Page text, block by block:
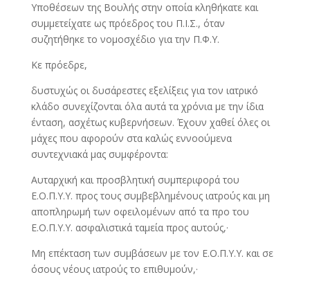
Υποθέσεων της Βουλής στην οποία κληθήκατε και
συμμετείχατε ως πρόεδρος του Π.Ι.Σ., όταν
συζητήθηκε το νομοσχέδιο για την Π.Φ.Υ.
Κε πρόεδρε,
δυστυχώς οι δυσάρεστες εξελίξεις για τον ιατρικό
κλάδο συνεχίζονται όλα αυτά τα χρόνια με την ίδια
ένταση, ασχέτως κυβερνήσεων. Έχουν χαθεί όλες οι
μάχες που αφορούν στα καλώς εννοούμενα
συντεχνιακά μας συμφέροντα:
Αυταρχική και προσβλητική συμπεριφορά του
Ε.Ο.Π.Υ.Υ. προς τους συμβεβλημένους ιατρούς και μη
αποπληρωμή των οφειλομένων από τα προ του
Ε.Ο.Π.Υ.Υ. ασφαλιστικά ταμεία προς αυτούς,·
Μη επέκταση των συμβάσεων με τον Ε.Ο.Π.Υ.Υ. και σε
όσους νέους ιατρούς το επιθυμούν,·